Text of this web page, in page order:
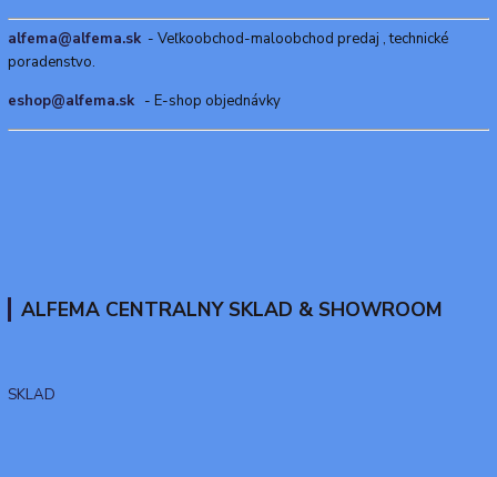
alfema@alfema.sk - Veľkoobchod-maloobchod predaj , technické
poradenstvo.
eshop@alfema.sk - E-shop objednávky
ALFEMA CENTRALNY SKLAD & SHOWROOM
SKLAD